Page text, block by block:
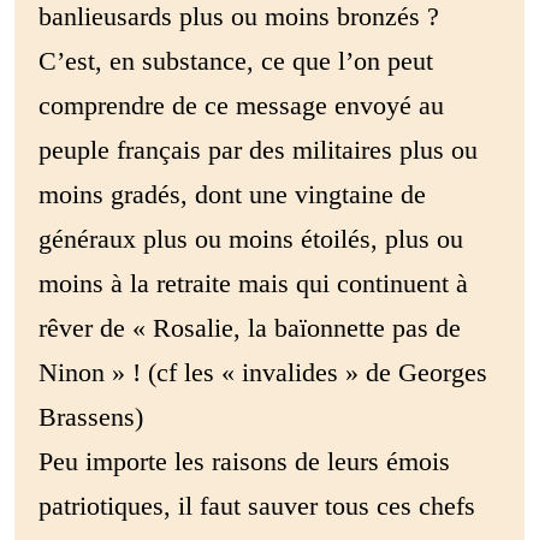
banlieusards plus ou moins bronzés ?
C’est, en substance, ce que l’on peut
comprendre de ce message envoyé au
peuple français par des militaires plus ou
moins gradés, dont une vingtaine de
généraux plus ou moins étoilés, plus ou
moins à la retraite mais qui continuent à
rêver de « Rosalie, la baïonnette pas de
Ninon » ! (cf les « invalides » de Georges
Brassens)
Peu importe les raisons de leurs émois
patriotiques, il faut sauver tous ces chefs